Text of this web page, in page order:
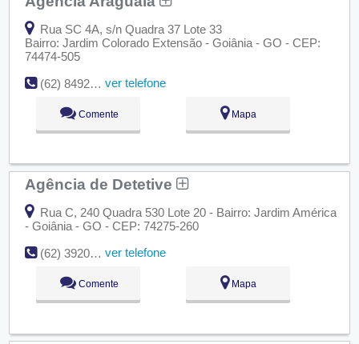
Rua SC 4A, s/n Quadra 37 Lote 33
Bairro: Jardim Colorado Extensão - Goiânia - GO - CEP:
74474-505
(62) 8492-7840
ver telefone
Comente Mapa
Agência de Detetive
Rua C, 240 Quadra 530 Lote 20 - Bairro: Jardim América
- Goiânia - GO - CEP: 74275-260
(62) 3920-0656
ver telefone
Comente Mapa